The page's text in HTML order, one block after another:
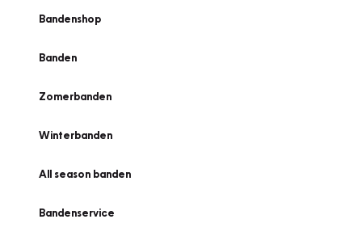
Bandenshop
Banden
Zomerbanden
Winterbanden
All season banden
Bandenservice